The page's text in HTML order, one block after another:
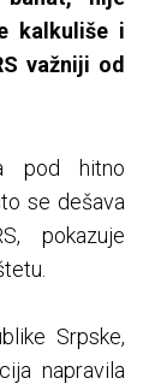
kalkuliše i
važniji od
pod hitno
se dešava
pokazuje
Srpske,
napravila